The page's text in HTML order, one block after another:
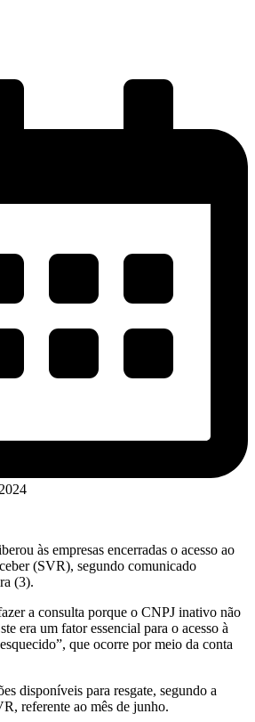
às empresas encerradas o acesso ao
(SVR), segundo comunicado
(3).
a consulta porque o CNPJ inativo não
era um fator essencial para o acesso à
que ocorre por meio da conta
disponíveis para resgate, segundo a
referente ao mês de junho.